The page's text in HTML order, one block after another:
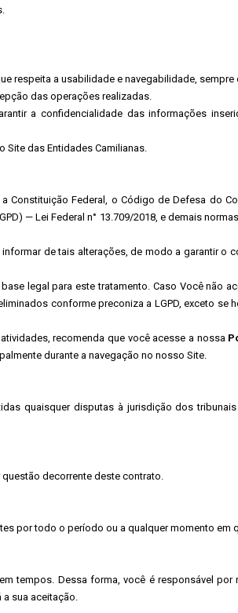
respeita a usabilidade e navegabilidade, sempre
das operações realizadas.
a confidencialidade das informações
das Entidades Camilianas.
Federal, o Código de Defesa do
— Lei Federal n° 13.709/2018, e demais
de tais alterações, de modo a garantir o
legal para este tratamento. Caso Você não
conforme preconiza a LGPD, exceto se
recomenda que você acesse a nossa
durante a navegação no nosso Site.
quaisquer disputas à jurisdição dos
questão decorrente deste contrato.
por todo o período ou a qualquer momento em
tempos. Dessa forma, você é responsável por
sua aceitação.